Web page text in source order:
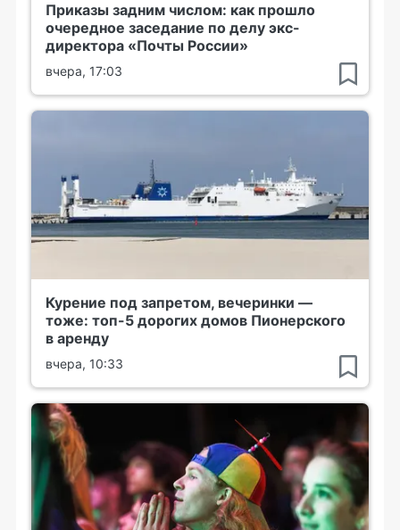
Приказы задним числом: как прошло
очередное заседание по делу экс-
директора «Почты России»
вчера, 17:03
Курение под запретом, вечеринки —
тоже: топ-5 дорогих домов Пионерского
в аренду
вчера, 10:33